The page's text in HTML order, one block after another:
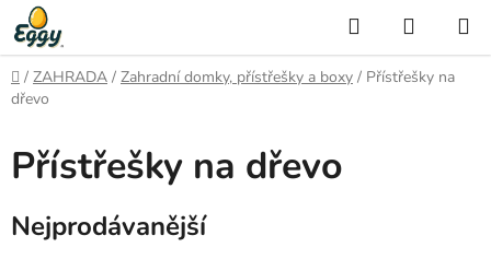
Přejít
na
obsah
Hledat
KOŠÍK
Domů
/ ZAHRADA / Zahradní domky, přístřešky a boxy / Přístřešky na
dřevo
Přístřešky na dřevo
Nejprodávanější